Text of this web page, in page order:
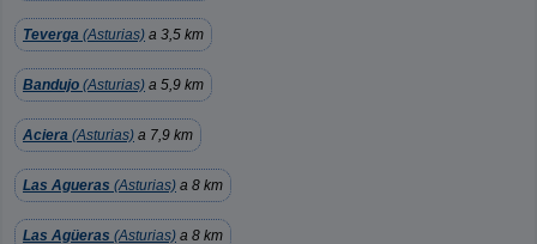
Teverga (Asturias) a 3,5 km
Bandujo (Asturias) a 5,9 km
Aciera (Asturias) a 7,9 km
Las Agueras (Asturias) a 8 km
Las Agüeras (Asturias) a 8 km